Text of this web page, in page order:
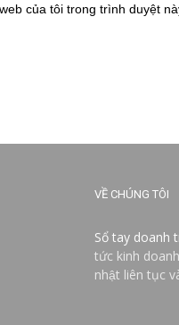
của tôi trong trình duyệt
VỀ CHÚNG TÔI
Sổ tay doanh
tức kinh
nhật liên tục